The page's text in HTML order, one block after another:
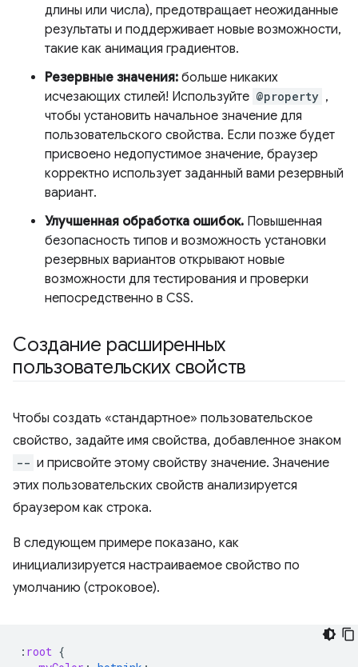
длины или числа), предотвращает неожиданные
результаты и поддерживает новые возможности,
такие как анимация градиентов.
Резервные значения: больше никаких
исчезающих стилей! Используйте @property ,
чтобы установить начальное значение для
пользовательского свойства. Если позже будет
присвоено недопустимое значение, браузер
корректно использует заданный вами резервный
вариант.
Улучшенная обработка ошибок. Повышенная
безопасность типов и возможность установки
резервных вариантов открывают новые
возможности для тестирования и проверки
непосредственно в CSS.
Создание расширенных
пользовательских свойств
Чтобы создать «стандартное» пользовательское
свойство, задайте имя свойства, добавленное знаком
-- и присвойте этому свойству значение. Значение
этих пользовательских свойств анализируется
браузером как строка.
В следующем примере показано, как
инициализируется настраиваемое свойство по
умолчанию (строковое).
: root {